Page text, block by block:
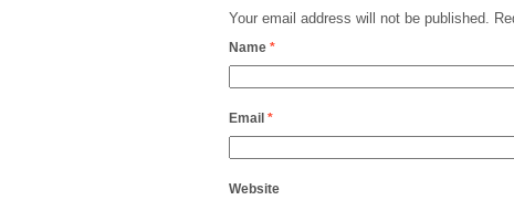
Your email address will not be published.
Name *
Email *
Website